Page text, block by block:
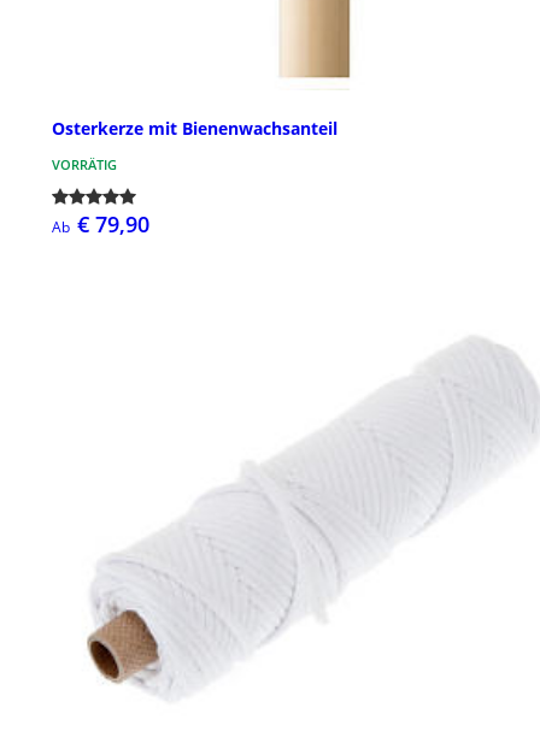
Osterkerze mit Bienenwachsanteil
VORRÄTIG
Ab € 79,90